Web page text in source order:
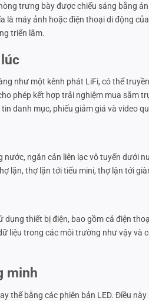
trưng bày được chiếu sáng bằng
là máy ảnh hoặc điện thoại di động
triển lãm.
như một kênh phát LiFi, có thể
phép kết hợp trải nghiệm mua sắm
danh mục, phiếu giảm giá và video
ngăn cản liên lạc vô tuyến dưới
lặn, thợ lặn tới tiểu mini, thợ lặn tới
thiết bị điện, bao gồm cả điện
liệu trong các môi trường như vậy
minh
thế bằng các phiên bản LED. Điều